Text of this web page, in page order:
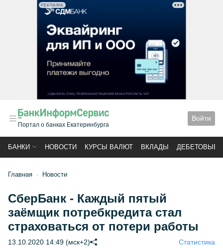
РЕКЛАМА
Портал о банках Екатеринбурга
Войти
БАНКИ НОВОСТИ КУРСЫ ВАЛЮТ ВКЛАДЫ ДЕБЕТОВЫЕ
Главная Новости
СберБанк - Каждый пятый
заёмщик потребкредита стал
страховаться от потери работы
13.10.2020 14:49 (мск+2) Статистика